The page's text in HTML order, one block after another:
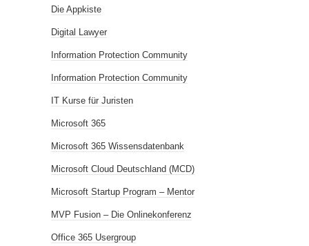
Die Appkiste
Digital Lawyer
Information Protection Community
Information Protection Community
IT Kurse für Juristen
Microsoft 365
Microsoft 365 Wissensdatenbank
Microsoft Cloud Deutschland (MCD)
Microsoft Startup Program – Mentor
MVP Fusion – Die Onlinekonferenz
Office 365 Usergroup